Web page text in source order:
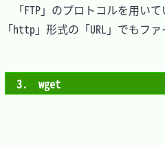
「FTP」のプロトコルを用いて
「http」形式の「URL」でもフ
3.　wget